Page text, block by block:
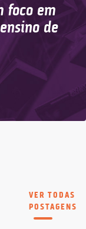
foco em
de
VER TODAS
POSTAGENS